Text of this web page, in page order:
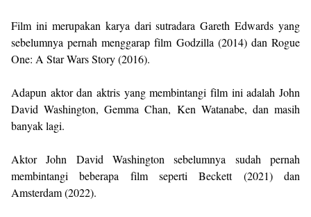
Film ini merupakan karya dari sutradara Gareth Edwards yang
sebelumnya pernah menggarap film Godzilla (2014) dan Rogue
One: A Star Wars Story (2016).
Adapun aktor dan aktris yang membintangi film ini adalah John
David Washington, Gemma Chan, Ken Watanabe, dan masih
banyak lagi.
Aktor John David Washington sebelumnya sudah pernah
membintangi beberapa film seperti Beckett (2021) dan
Amsterdam (2022).